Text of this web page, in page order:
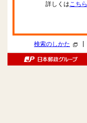
詳しくはこちら
検索のしかた